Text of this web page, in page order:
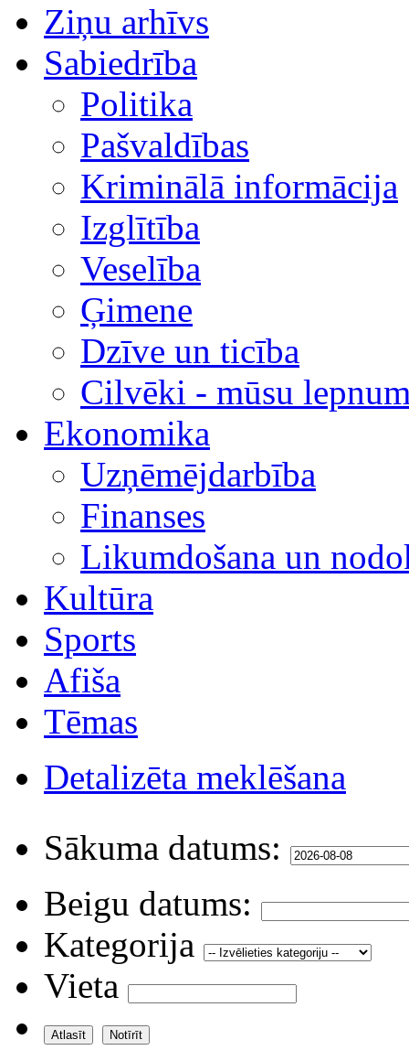
Ziņu arhīvs
Sabiedrība
Politika
Pašvaldības
Kriminālā informācija
Izglītība
Veselība
Ģimene
Dzīve un ticība
Cilvēki - mūsu
Ekonomika
Uzņēmējdarbība
Finanses
Likumdošana un
Kultūra
Sports
Afiša
Tēmas
Detalizēta meklēšana
Sākuma datums:
Beigu datums:
Kategorija
Vieta